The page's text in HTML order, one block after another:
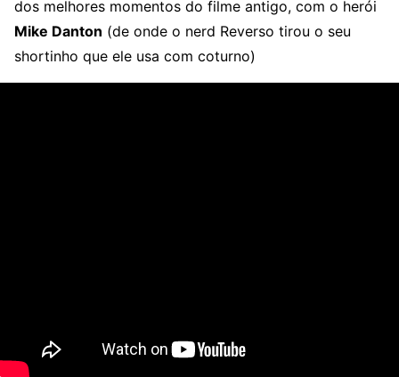
dos melhores momentos do filme antigo, com o herói
Mike Danton (de onde o nerd Reverso tirou o seu
shortinho que ele usa com coturno)